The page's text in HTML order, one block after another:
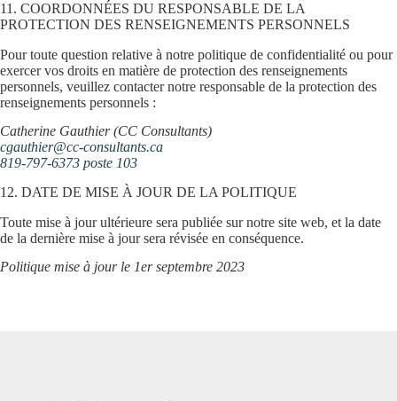
11. COORDONNÉES DU RESPONSABLE DE LA
PROTECTION DES RENSEIGNEMENTS PERSONNELS
Pour toute question relative à notre politique de confidentialité ou pour
exercer vos droits en matière de protection des renseignements
personnels, veuillez contacter notre responsable de la protection des
renseignements personnels :
Catherine Gauthier (CC Consultants)
cgauthier@cc-consultants.ca
819-797-6373 poste 103
12. DATE DE MISE À JOUR DE LA POLITIQUE
Toute mise à jour ultérieure sera publiée sur notre site web, et la date
de la dernière mise à jour sera révisée en conséquence.
Politique mise à jour le 1er septembre 2023